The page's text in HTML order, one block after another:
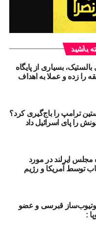
باشید
بسیاری از پایگاه
را زده و عملا به اهداف
ترامپ را باج‌گیری کرد؟
را پای اسرائیل داد
ایرلند در مورد
توسط آمریکا و رژیم
یوتیوب‌ساز قبرسی و عضو
: